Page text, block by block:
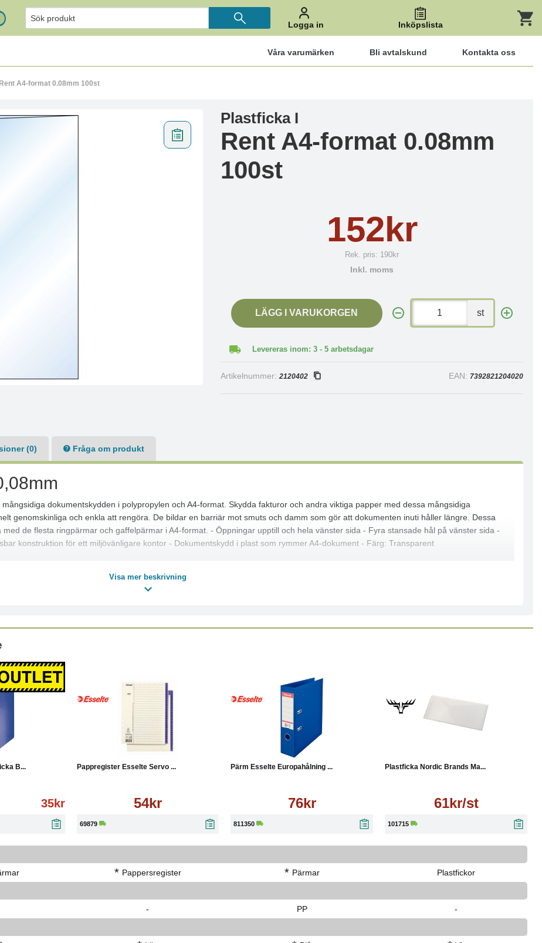
Logga in Inköpslista
Våra varumärken Bli avtalskund Kontakta oss
A4-format 0.08mm 100st
Plastficka I
Rent A4-format 0.08mm
100st
152kr
Rek. pris: 190kr
Inkl. moms
LÄGG I VARUKORGEN st
Levereras inom: 3 - 5 arbetsdagar
Artikelnummer:2120402 EAN: 7392821204020
(0) Fråga om produkt
dokumentskydden i polypropylen och A4-format. Skydda fakturor och andra viktiga papper med dessa mångsidiga
genomskinliga och enkla att rengöra. De bildar en barriär mot smuts och damm som gör att dokumenten inuti håller längre. Dessa
de flesta ringpärmar och gaffelpärmar i A4-format. - Öppningar upptill och hela vänster sida - Fyra stansade hål på vänster sida -
konstruktion för ett miljövänligare kontor - Dokumentskydd i plast som rymmer A4-dokument - Färg: Transparent
Visa mer beskrivning
B...
35kr
Pappregister Esselte Servo ...
54kr
69879
Pärm Esselte Europahålning ...
76kr
811350
Plastficka Nordic Brands Ma...
61kr/st
101715
* Pappersregister * Pärmar Plastfickor
- PP -